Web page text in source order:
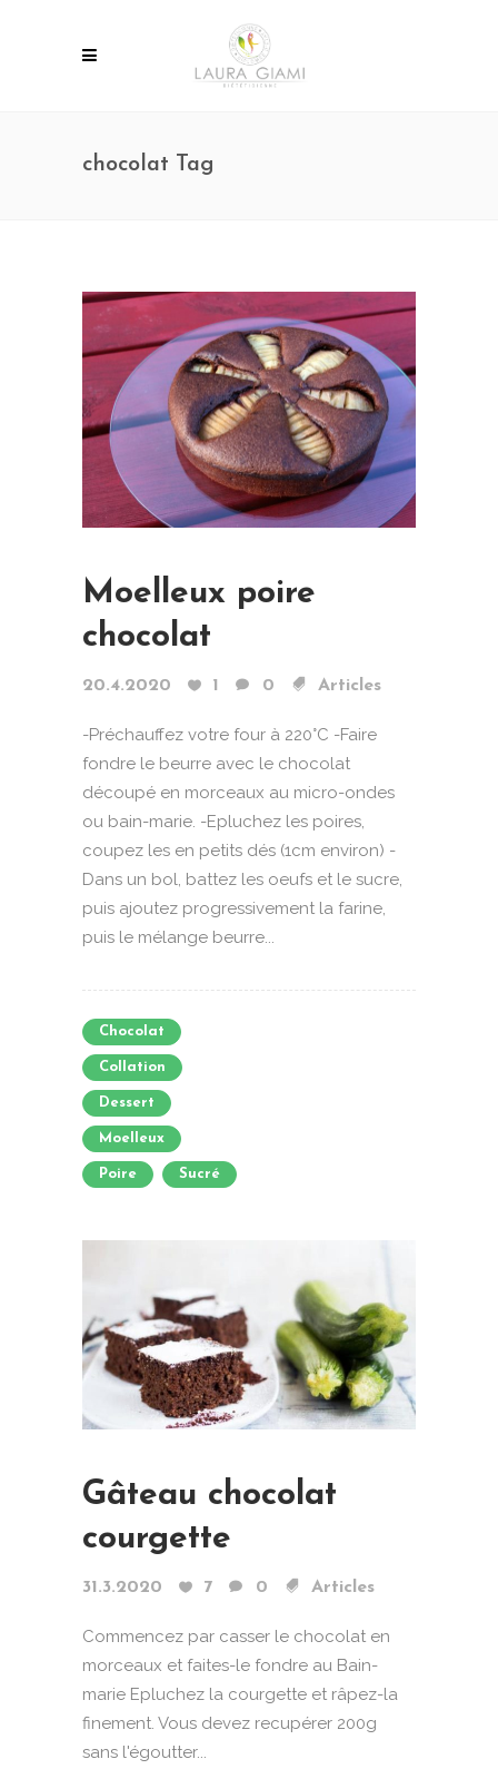
chocolat Tag
Moelleux poire
chocolat
20.4.2020 1 0 Articles
-Préchauffez votre four à 220°C -Faire
fondre le beurre avec le chocolat
découpé en morceaux au micro-ondes
ou bain-marie. -Epluchez les poires,
coupez les en petits dés (1cm environ) -
Dans un bol, battez les oeufs et le sucre,
puis ajoutez progressivement la farine,
puis le mélange beurre...
Chocolat
Collation
Dessert
Moelleux
Poire Sucré
Gâteau chocolat
courgette
31.3.2020 7 0 Articles
Commencez par casser le chocolat en
morceaux et faites-le fondre au Bain-
marie Epluchez la courgette et râpez-la
finement. Vous devez recupérer 200g
sans l'égoutter...